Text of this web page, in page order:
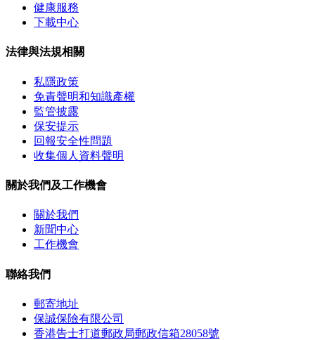
健康服務
下載中心
法律與法規相關
私隱政策
免責聲明和知識產權
監管披露
保安提示
回報安全性問題
收集個人資料聲明
關於我們及工作機會
關於我們
新聞中心
工作機會
聯絡我們
郵寄地址
保誠保險有限公司
香港告士打道郵政局郵政信箱28058號